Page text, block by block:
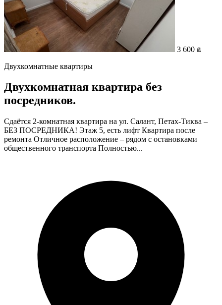
3 600 ₪
Двухкомнатные квартиры
Двухкомнатная квартира без
посредников.
Сдаётся 2-комнатная квартира на ул. Салант, Петах-Тиква –
БЕЗ ПОСРЕДНИКА! Этаж 5, есть лифт Квартира после
ремонта Отличное расположение – рядом с остановками
общественного транспорта Полностью...